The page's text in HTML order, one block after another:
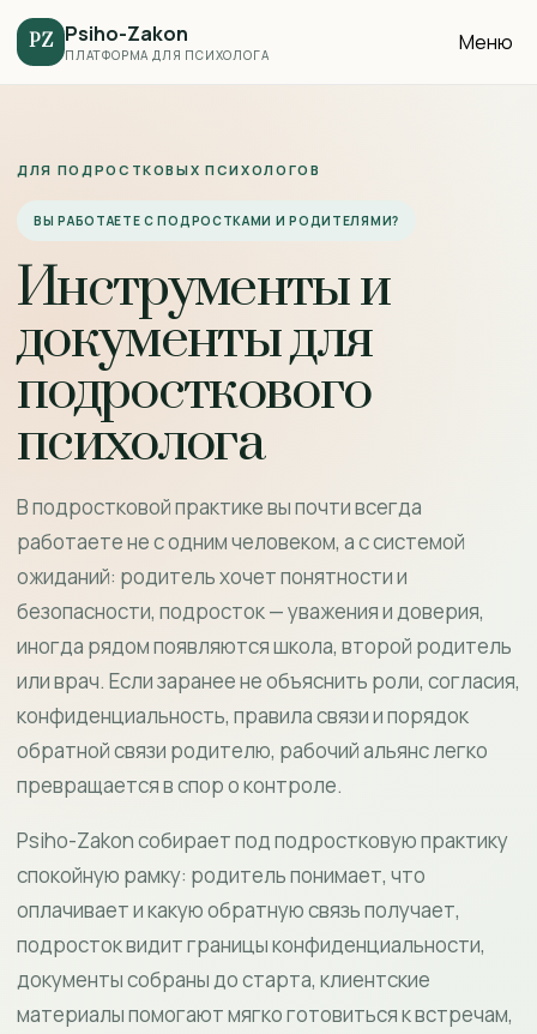
PZ Psiho-Zakon
ПЛАТФОРМА ДЛЯ ПСИХОЛОГА Меню
ДЛЯ ПОДРОСТКОВЫХ ПСИХОЛОГОВ
ВЫ РАБОТАЕТЕ С ПОДРОСТКАМИ И РОДИТЕЛЯМИ?
Инструменты и
документы для
подросткового
психолога
В подростковой практике вы почти всегда
работаете не с одним человеком, а с системой
ожиданий: родитель хочет понятности и
безопасности, подросток — уважения и доверия,
иногда рядом появляются школа, второй родитель
или врач. Если заранее не объяснить роли, согласия,
конфиденциальность, правила связи и порядок
обратной связи родителю, рабочий альянс легко
превращается в спор о контроле.
Psiho-Zakon собирает под подростковую практику
спокойную рамку: родитель понимает, что
оплачивает и какую обратную связь получает,
подросток видит границы конфиденциальности,
документы собраны до старта, клиентские
материалы помогают мягко готовиться к встречам,